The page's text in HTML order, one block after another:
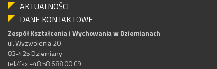
AKTUALNOŚCI
DANE KONTAKTOWE
Zespół Kształcenia i Wychowania w Dziemianach
ul. Wyzwolenia 20
83-425 Dziemiany
tel./fax +48 58 688 00 09